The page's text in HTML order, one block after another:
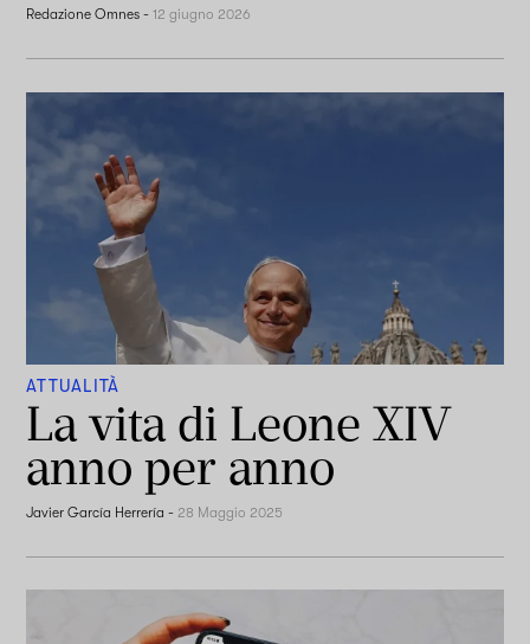
Redazione Omnes -12 giugno 2026
ATTUALITÀ
La vita di Leone XIV
anno per anno
Javier García Herrería -28 Maggio 2025